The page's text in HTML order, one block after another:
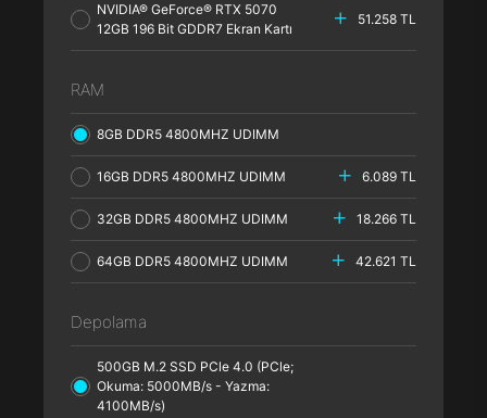
NVIDIA® GeForce® RTX 5070
12GB 196 Bit GDDR7 Ekran Kartı
51.258 TL
RAM
8GB DDR5 4800MHZ UDIMM
16GB DDR5 4800MHZ UDIMM 6.089 TL
32GB DDR5 4800MHZ UDIMM 18.266 TL
64GB DDR5 4800MHZ UDIMM 42.621 TL
Depolama
500GB M.2 SSD PCle 4.0 (PCle;
Okuma: 5000MB/s - Yazma:
4100MB/s)